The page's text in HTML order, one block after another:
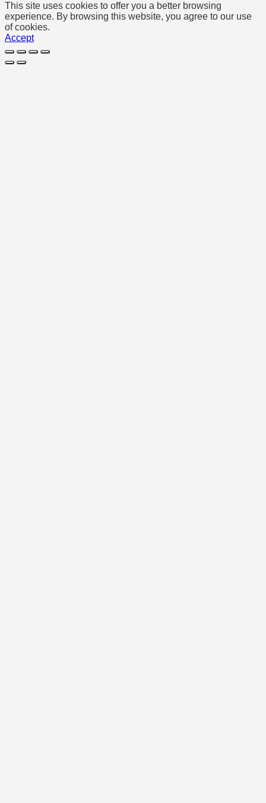
This site uses cookies to offer you a better browsing
experience. By browsing this website, you agree to our use
of cookies.
Accept